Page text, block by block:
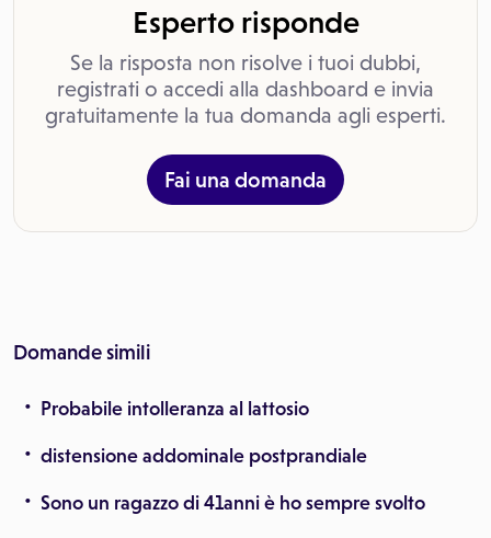
Esperto risponde
Se la risposta non risolve i tuoi dubbi,
registrati o accedi alla dashboard e invia
gratuitamente la tua domanda agli esperti.
Fai una domanda
Domande simili
Probabile intolleranza al lattosio
distensione addominale postprandiale
Sono un ragazzo di 41anni è ho sempre svolto